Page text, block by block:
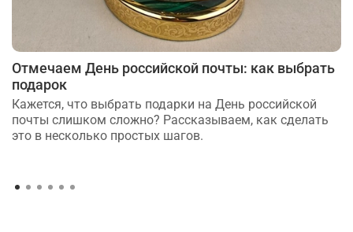
Отмечаем День российской почты: как выбрать
подарок
Кажется, что выбрать подарки на День российской
почты слишком сложно? Рассказываем, как сделать
это в несколько простых шагов.